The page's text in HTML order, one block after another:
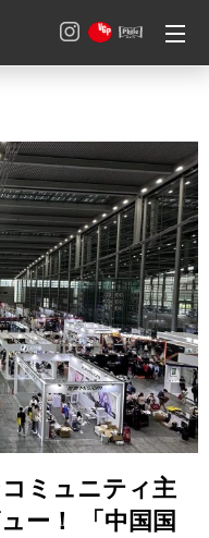
ミュニティ主
ー！ 「中国国